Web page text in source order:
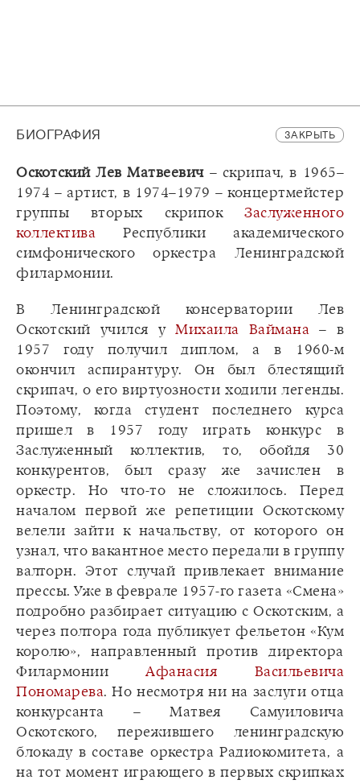
БИОГРАФИЯ ЗАКРЫТЬ
Оскотский Лев Матвеевич– скрипач, в 1965–
1974 – артист, в 1974–1979 – концертмейстер
группы вторых скрипок Заслуженного
коллектива Республики академического
симфонического оркестра Ленинградской
филармонии.
В Ленинградской консерватории Лев
Оскотский учился у Михаила Ваймана – в
1957 году получил диплом, а в 1960-м
окончил аспирантуру. Он был блестящий
скрипач, о его виртуозности ходили легенды.
Поэтому, когда студент последнего курса
пришел в 1957 году играть конкурс в
Заслуженный коллектив, то, обойдя 30
конкурентов, был сразу же зачислен в
оркестр. Но что-то не сложилось. Перед
началом первой же репетиции Оскотскому
велели зайти к начальству, от которого он
узнал, что вакантное место передали в группу
валторн. Этот случай привлекает внимание
прессы. Уже в феврале 1957-го газета «Смена»
подробно разбирает ситуацию с Оскотским, а
через полтора года публикует фельетон «Кум
королю», направленный против директора
ФилармонииАфанасия Васильевича
Пономарева. Но несмотря ни на заслуги отца
конкурсанта – Матвея Самуиловича
Оскотского, пережившего ленинградскую
блокаду в составе оркестра Радиокомитета, а
на тот момент играющего в первых скрипках